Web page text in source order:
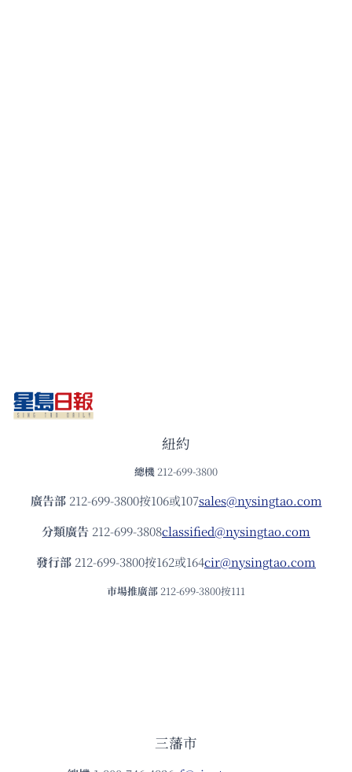
紐約
總機 212-699-3800
廣告部212-699-3800按106或107sales@nysingtao.com
分類廣告 212-699-3808classified@nysingtao.com
發⾏部 212-699-3800按162或164cir@nysingtao.com
市場推廣部 212-699-3800按111
三藩市